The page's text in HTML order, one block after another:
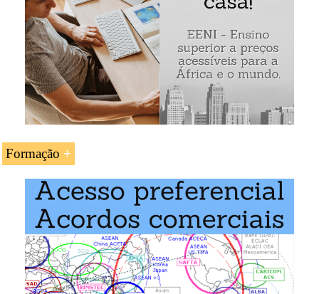
Formação
A UC «Acordo de Cooperação União Europeia-
Conselho de Cooperação do Golfo» é estudada nos
seguintes programas ministrados pela EENI Global
Business School:
Doutoramento em Comércio Mundial